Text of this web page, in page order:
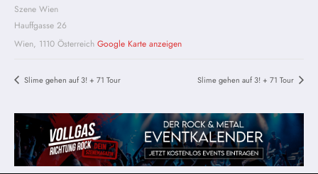
Szene Wien
Hauffgasse 26
Wien, 1110 Österreich Google Karte anzeigen
Slime gehen auf 3! + 71 Tour Slime gehen auf 3! + 71 Tour